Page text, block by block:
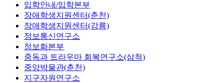
입학안내/입학본부
장애학생지원센터(춘천)
장애학생지원센터(강릉)
정보통신연구소
정보화본부
중독과 트라우마 회복연구소(삼척)
중앙박물관(춘천)
지구자원연구소